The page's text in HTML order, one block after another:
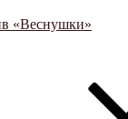
«Веснушки»